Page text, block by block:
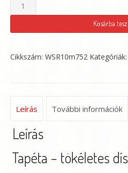
34490 Ft.
Tapéta
-
Mosaic
Words
Kosárba
Cikkszám: WSR10m752 Kategóriák:
Leírás További információk
Leírás
Tapéta – tökéletes